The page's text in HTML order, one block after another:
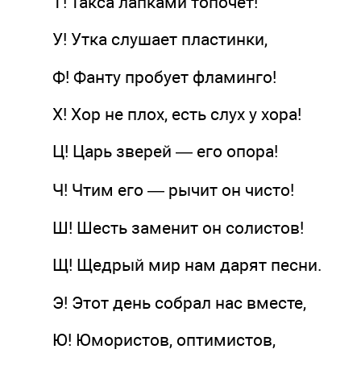
У! Утка слушает пластинки,
Ф! Фанту пробует фламинго!
X! Хор не плох, есть слух у хора!
Ц! Царь зверей — его опора!
Ч! Чтим его — рычит он чисто!
Ш! Шесть заменит он солистов!
Щ! Щедрый мир нам дарят песни.
Э! Этот день собрал нас вместе,
Ю! Юмористов, оптимистов,